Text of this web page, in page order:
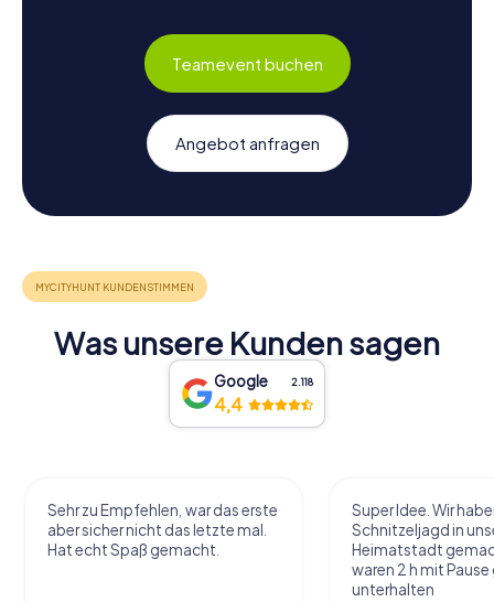
dabei noch den einen oder anderen versteckten Schatz,
der euch bei eurer Schnitzeljagd in Bischofswerda
entgangen ist. Egal, wie ihr euren Tag gestaltet, eines ist
Kultur und seinem Charme verzaubern.
Teamevent buchen
Angebot anfragen
Was unsere Kunden sagen
Google 2.118
4,4
Sehr zu Empfehlen, war das erste
aber sicher nicht das letzte mal.
Hat echt Spaß gemacht.
Super Idee. Wir
Schnitzeljagd in
Heimatstadt
waren 2 h mit
unterhalten